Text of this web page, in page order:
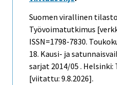
Suomen virallinen tilasto
Työvoimatutkimus
ISSN=1798-7830.
18. Kausi- ja
sarjat 2014/05 .
[viitattu: 9.8.2026].